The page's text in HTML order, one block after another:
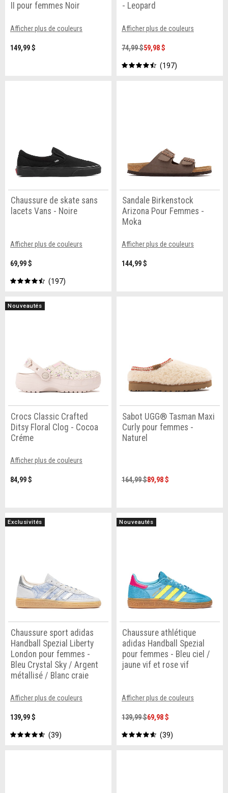
II pour femmes Noir
Afficher plus de couleurs
149,99 $
- Leopard
Afficher plus de couleurs
74,99 $59,98 $
197
Chaussure de skate sans
lacets Vans - Noire
Afficher plus de couleurs
69,99 $
197
Sandale Birkenstock
Arizona Pour Femmes -
Moka
Afficher plus de couleurs
144,99 $
Nouveautés
Crocs Classic Crafted
Ditsy Floral Clog - Cocoa
Créme
Afficher plus de couleurs
84,99 $
Sabot UGG® Tasman Maxi
Curly pour femmes -
Naturel
164,99 $89,98 $
Exclusivités
Chaussure sport adidas
Handball Spezial Liberty
London pour femmes -
Bleu Crystal Sky / Argent
métallisé / Blanc craie
Afficher plus de couleurs
139,99 $
39
Nouveautés
Chaussure athlétique
adidas Handball Spezial
pour femmes - Bleu ciel /
jaune vif et rose vif
Afficher plus de couleurs
139,99 $69,98 $
39